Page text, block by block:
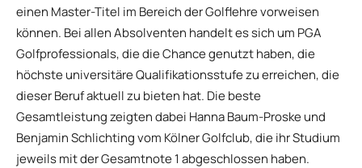
einen Master-Titel im Bereich der Golflehre vorweisen
können. Bei allen Absolventen handelt es sich um PGA
Golfprofessionals, die die Chance genutzt haben, die
höchste universitäre Qualifikationsstufe zu erreichen, die
dieser Beruf aktuell zu bieten hat. Die beste
Gesamtleistung zeigten dabei Hanna Baum-Proske und
Benjamin Schlichting vom Kölner Golfclub, die ihr Studium
jeweils mit der Gesamtnote 1 abgeschlossen haben.